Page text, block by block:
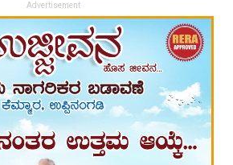
Advertisement